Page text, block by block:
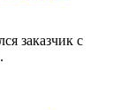
заказчик с